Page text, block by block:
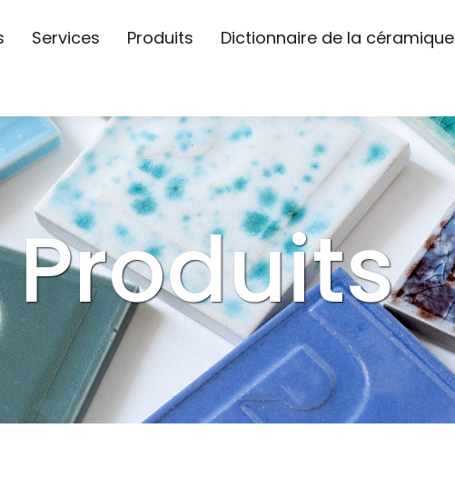
Services Produits
Dictionnaire de la céramique
Produits